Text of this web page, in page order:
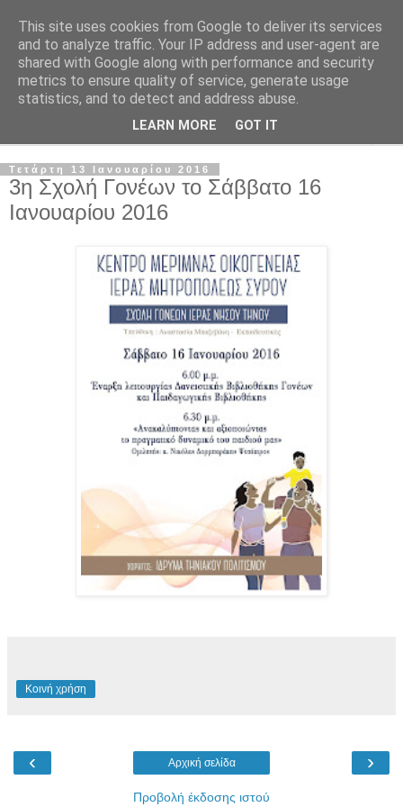
Τετάρτη 13 Ιανουαρίου 2016
3η Σχολή Γονέων το Σάββατο 16
Ιανουαρίου 2016
Κοινή χρήση
‹ ›
Αρχική σελίδα
Προβολή έκδοσης ιστού
This site uses cookies from Google to deliver its services
and to analyze traffic. Your IP address and user-agent are
shared with Google along with performance and security
metrics to ensure quality of service, generate usage
statistics, and to detect and address abuse.
LEARN MORE GOT IT